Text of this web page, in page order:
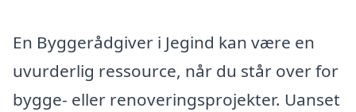
En Byggerådgiver i Jegind kan være en
uvurderlig ressource, når du står over for
bygge- eller renoveringsprojekter. Uanset